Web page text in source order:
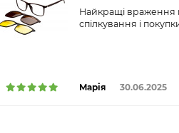
Найкращі враження
спілкування і
Марія 30.06.2025